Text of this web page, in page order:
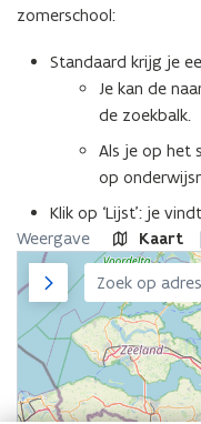
zomerschool:
Standaard krijg je
Je kan de
de zoekbalk.
Als je op het
op
Klik op ‘Lijst’: je
Weergave
Kaart
Zijpaneel